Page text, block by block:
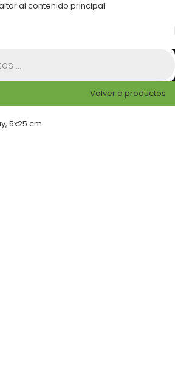
al contenido principal
Volver a productos